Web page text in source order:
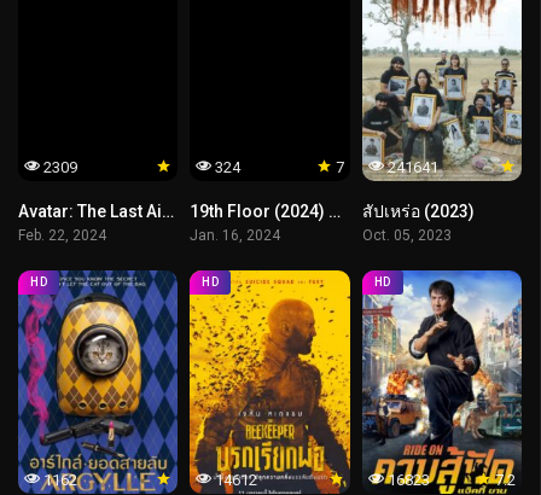
2309
Avatar: The Last Airbender (2024) เณรน้อย เจ้าอภินิหาร
Feb. 22, 2024
7
324
19th Floor (2024) ชั้นที่ 19
Jan. 16, 2024
241641
สัปเหร่อ (2023)
Oct. 05, 2023
1162
HD
14612
HD
7.2
16823
HD